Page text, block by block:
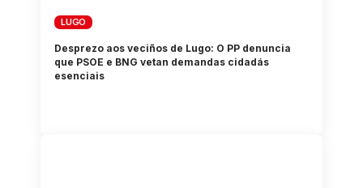
LUGO
Desprezo aos veciños de Lugo: O PP denuncia
que PSOE e BNG vetan demandas cidadás
esenciais